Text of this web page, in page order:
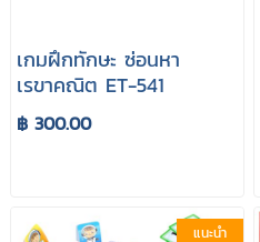
เกมฝึกทักษะ ซ่อนหา
เรขาคณิต ET-541
฿ 300.00
แนะนำ